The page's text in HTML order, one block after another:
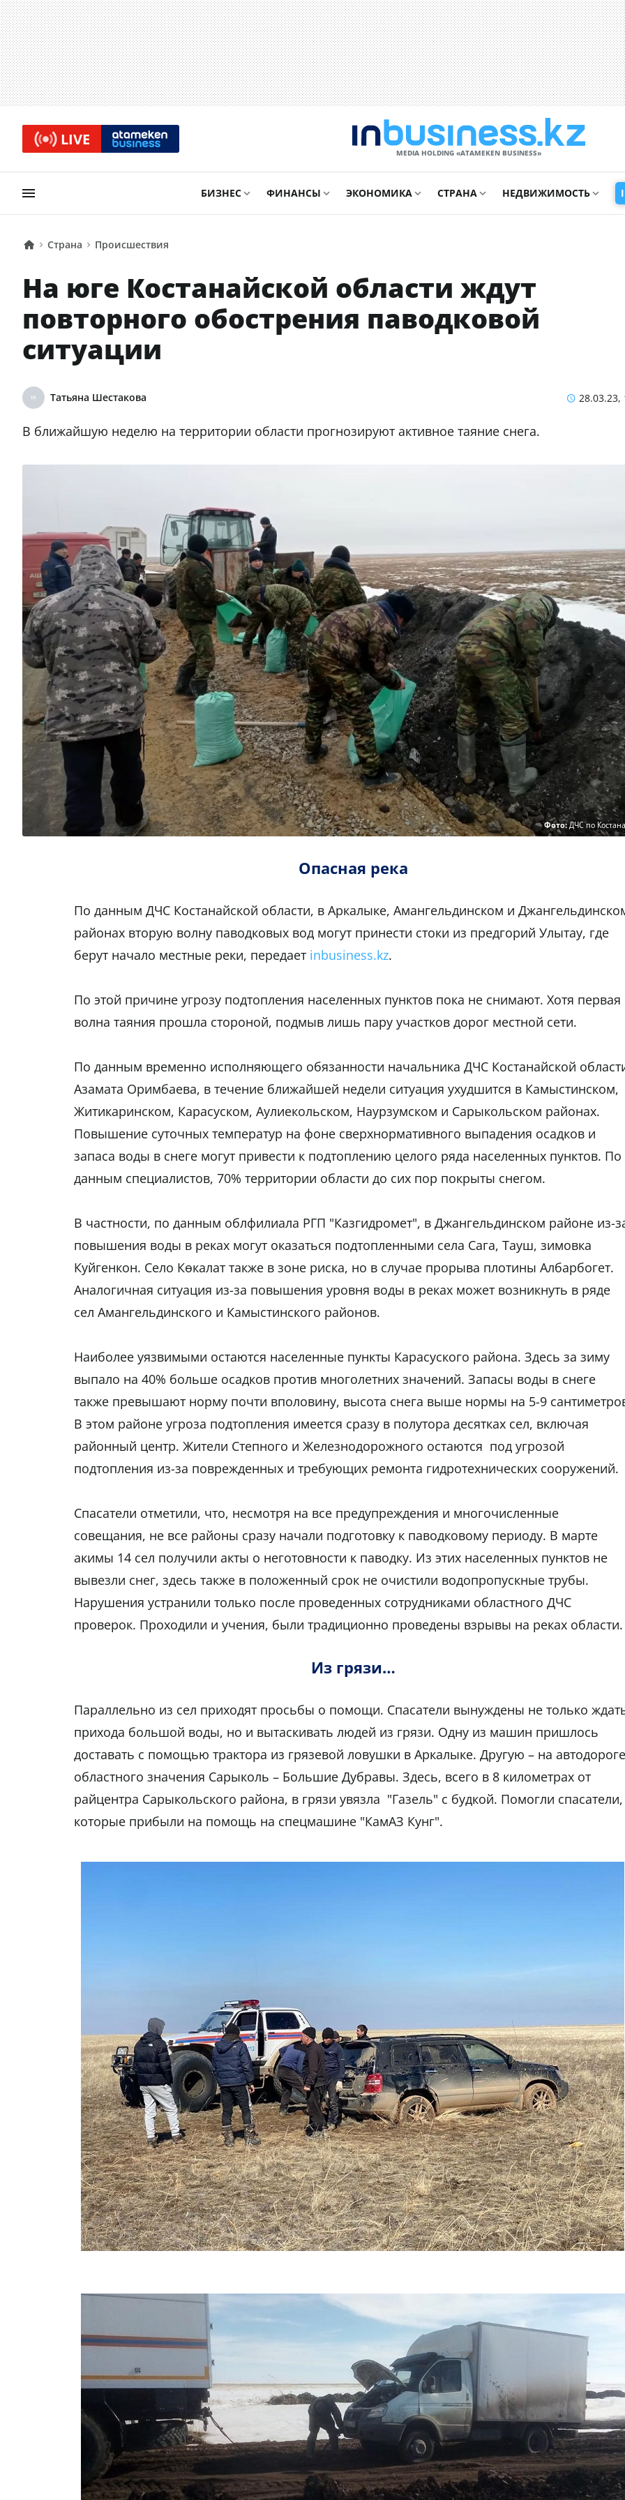
LIVE
MEDIA HOLDING «ATAMEKЕN BUSINESS»
БИЗНЕС ФИНАНСЫ ЭКОНОМИКА СТРАНА НЕДВИЖИМОСТЬ
Страна Происшествия
На юге Костанайской области ждут
повторного обострения паводковой
ситуации
Татьяна Шестакова 28.03.23,
В ближайшую неделю на территории области прогнозируют активное таяние снега.
Фото:ДЧС по
Опасная река
По данным ДЧС Костанайской области, в Аркалыке, Амангельдинском и
районах вторую волну паводковых вод могут принести стоки из предгорий Улытау, где
берут начало местные реки, передает inbusiness.kz.
По этой причине угрозу подтопления населенных пунктов пока не снимают. Хотя первая
волна таяния прошла стороной, подмыв лишь пару участков дорог местной сети.
По данным временно исполняющего обязанности начальника ДЧС Костанайской
Азамата Оримбаева, в течение ближайшей недели ситуация ухудшится в Камыстинском,
Житикаринском, Карасуском, Аулиекольском, Наурзумском и Сарыкольском районах.
Повышение суточных температур на фоне сверхнормативного выпадения осадков и
запаса воды в снеге могут привести к подтоплению целого ряда населенных пунктов. По
данным специалистов, 70% территории области до сих пор покрыты снегом.
В частности, по данным облфилиала РГП "Казгидромет", в Джангельдинском районе из-
повышения воды в реках могут оказаться подтопленными села Сага, Тауш, зимовка
Куйгенкон. Село Көкалат также в зоне риска, но в случае прорыва плотины Албарбогет.
Аналогичная ситуация из-за повышения уровня воды в реках может возникнуть в ряде
сел Амангельдинского и Камыстинского районов.
Наиболее уязвимыми остаются населенные пункты Карасуского района. Здесь за зиму
выпало на 40% больше осадков против многолетних значений. Запасы воды в снеге
также превышают норму почти вполовину, высота снега выше нормы на 5-9
В этом районе угроза подтопления имеется сразу в полутора десятках сел, включая
районный центр. Жители Степного и Железнодорожного остаются под угрозой
подтопления из-за поврежденных и требующих ремонта гидротехнических сооружений.
Спасатели отметили, что, несмотря на все предупреждения и многочисленные
совещания, не все районы сразу начали подготовку к паводковому периоду. В марте
акимы 14 сел получили акты о неготовности к паводку. Из этих населенных пунктов не
вывезли снег, здесь также в положенный срок не очистили водопропускные трубы.
Нарушения устранили только после проведенных сотрудниками областного ДЧС
проверок. Проходили и учения, были традиционно проведены взрывы на реках области.
Из грязи…
Параллельно из сел приходят просьбы о помощи. Спасатели вынуждены не только
прихода большой воды, но и вытаскивать людей из грязи. Одну из машин пришлось
доставать с помощью трактора из грязевой ловушки в Аркалыке. Другую – на автодороге
областного значения Сарыколь – Большие Дубравы. Здесь, всего в 8 километрах от
райцентра Сарыкольского района, в грязи увязла "Газель" с будкой. Помогли спасатели,
которые прибыли на помощь на спецмашине "КамАЗ Кунг".